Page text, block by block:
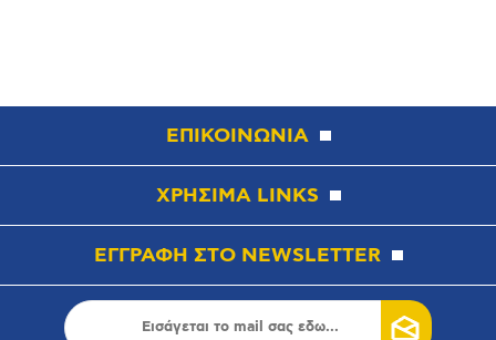
ΕΠΙΚΟΙΝΩΝΙΑ
ΧΡΗΣΙΜΑ LINKS
ΕΓΓΡΑΦΗ ΣΤΟ NEWSLETTER